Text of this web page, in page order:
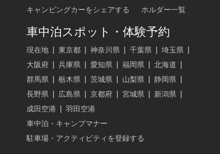
キャンピングカーをシェアする
ホルダー一覧
車中泊スポット・体験予約
現在地 東京都 神奈川県 千葉県 埼玉県
大阪府
兵庫県 愛知県 福岡県 北海道
群馬県
栃木県 茨城県 山梨県 静岡県
長野県
広島県 京都府 宮城県 新潟県
成田空港
羽田空港
車中泊・キャンプマナー
駐車場・アクティビティを登録する